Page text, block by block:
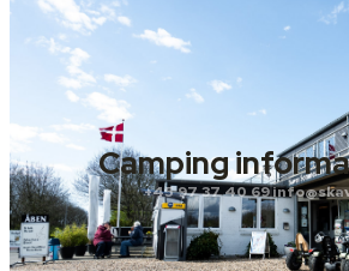
Camping
+45 97 37 40 69